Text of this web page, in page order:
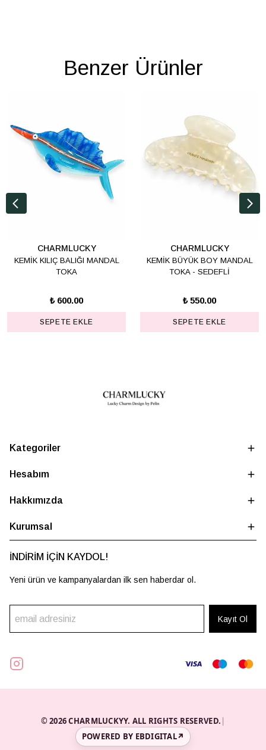
Benzer Ürünler
CHARMLUCKY
KEMİK KILIÇ BALIĞI MANDAL
TOKA
₺ 600.00
SEPETE EKLE
CHARMLUCKY
KEMİK BÜYÜK BOY MANDAL
TOKA - SEDEFLİ
₺ 550.00
SEPETE EKLE
Kategoriler
Hesabım
Hakkımızda
Kurumsal
İNDİRİM İÇİN KAYDOL!
Yeni ürün ve kampanyalardan ilk sen haberdar ol.
Kayıt Ol
© 2026 CHARMLUCKYY. ALL RIGHTS RESERVED. |
POWERED BY EBDIGITAL↗